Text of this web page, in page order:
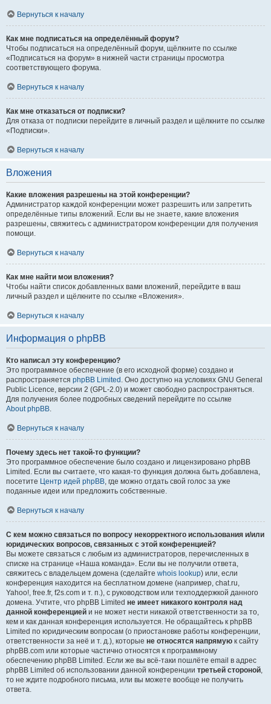
Вернуться к началу
Как мне подписаться на определённый форум?
Чтобы подписаться на определённый форум, щёлкните по ссылке
«Подписаться на форум» в нижней части страницы просмотра
соответствующего форума.
Вернуться к началу
Как мне отказаться от подписки?
Для отказа от подписки перейдите в личный раздел и щёлкните по ссылке
«Подписки».
Вернуться к началу
Вложения
Какие вложения разрешены на этой конференции?
Администратор каждой конференции может разрешить или запретить
определённые типы вложений. Если вы не знаете, какие вложения
разрешены, свяжитесь с администратором конференции для получения
помощи.
Вернуться к началу
Как мне найти мои вложения?
Чтобы найти список добавленных вами вложений, перейдите в ваш
личный раздел и щёлкните по ссылке «Вложения».
Вернуться к началу
Информация о phpBB
Кто написал эту конференцию?
Это программное обеспечение (в его исходной форме) создано и
распространяется phpBB Limited . Оно доступно на условиях GNU General
Public Licence, версии 2 (GPL-2.0) и может свободно распространяться.
Для получения более подробных сведений перейдите по ссылке
About phpBB.
Вернуться к началу
Почему здесь нет такой-то функции?
Это программное обеспечение было создано и лицензировано phpBB
Limited. Если вы считаете, что какая-то функция должна быть добавлена,
посетите Центр идей phpBB, где можно отдать свой голос за уже
поданные идеи или предложить собственные.
Вернуться к началу
С кем можно связаться по вопросу некорректного использования и/или
юридических вопросов, связанных с этой конференцией?
Вы можете связаться с любым из администраторов, перечисленных в
списке на странице «Наша команда». Если вы не получили ответа,
свяжитесь с владельцем домена (сделайте whois lookup) или, если
конференция находится на бесплатном домене (например, chat.ru,
Yahoo!, free.fr, f2s.com и т. п.), с руководством или техподдержкой данного
домена. Учтите, что phpBB Limited не имеет никакого контроля над
данной конференцией и не может нести никакой ответственности за то,
кем и как данная конференция используется. Не обращайтесь к phpBB
Limited по юридическим вопросам (о приостановке работы конференции,
ответственности за неё и т. д.), которые не относятся напрямую к сайту
phpBB.com или которые частично относятся к программному
обеспечению phpBB Limited. Если же вы всё-таки пошлёте email в адрес
phpBB Limited об использовании данной конференции третьей стороной,
то не ждите подробного письма, или вы можете вообще не получить
ответа.